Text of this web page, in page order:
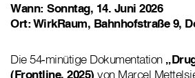
Wann: Sonntag, 14. Juni 2026
Ort: WirkRaum, Bahnhofstraße 9,
Die 54‑minütige Dokumentation
(Frontline, 2025) von Marcel